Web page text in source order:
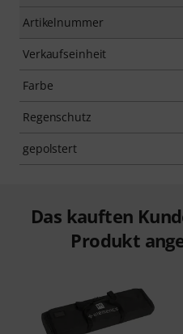
Artikelnummer
Verkaufseinheit
Farbe
Regenschutz
gepolstert
Das kauften
Produkt